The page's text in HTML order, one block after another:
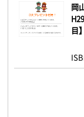
岡
目